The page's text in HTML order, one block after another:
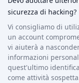
sicurezza di hacking?
Vi consigliamo di
un account
vi aiuterà a
informazioni
quest'ultimo
come attività